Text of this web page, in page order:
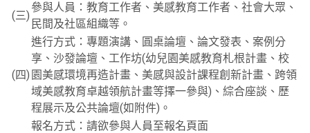
(三)
參與人員：教育工作者、美感教育工作者、社會大眾、
民間及社區組織等。
(四)
進行方式：專題演講、圓桌論壇、論文發表、案例分
享、沙發論壇、工作坊(幼兒園美感教育札根計畫、校
園美感環境再造計畫、美感與設計課程創新計畫、跨領
域美感教育卓越領航計畫等擇一參與)、綜合座談、歷
程展示及公共論壇(如附件)。
報名方式：請欲參與人員至報名頁面